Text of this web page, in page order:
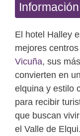
Información
El hotel Halley
mejores
Vicuña, sus
convierten en
elquina y estilo
para recibir
que buscan
el Valle de Elqui.